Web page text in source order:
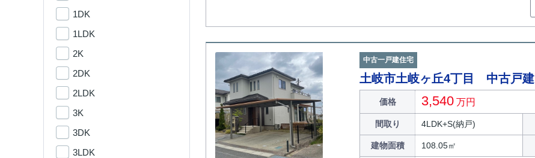
中古一戸建住宅
土岐市土岐ヶ丘4丁目 中古戸建
価格 3,540 万円
間取り 4LDK+S(納戸)
建物面積 108.05㎡
1DK
1LDK
2K
2DK
2LDK
3K
3DK
3LDK